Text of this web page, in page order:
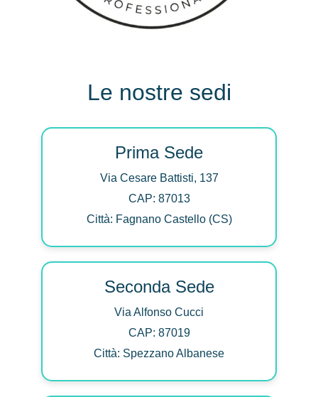
Le nostre sedi
Prima Sede
Via Cesare Battisti, 137
CAP: 87013
Città: Fagnano Castello (CS)
Seconda Sede
Via Alfonso Cucci
CAP: 87019
Città: Spezzano Albanese